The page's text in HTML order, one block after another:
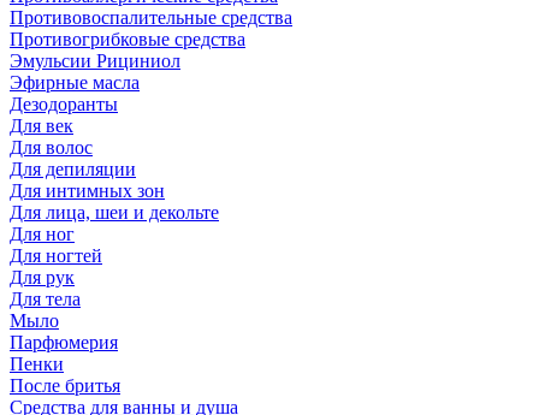
Противовоспалительные средства
Противогрибковые средства
Эмульсии Рициниол
Эфирные масла
Дезодоранты
Для век
Для волос
Для депиляции
Для интимных зон
Для лица, шеи и декольте
Для ног
Для ногтей
Для рук
Для тела
Мыло
Парфюмерия
Пенки
После бритья
Средства для ванны и душа